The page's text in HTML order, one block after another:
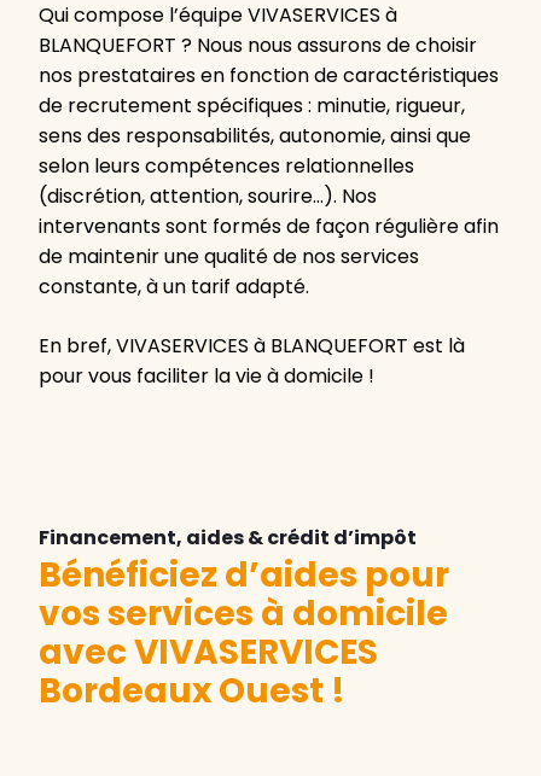
Qui compose l’équipe VIVASERVICES à
BLANQUEFORT ? Nous nous assurons de choisir
nos prestataires en fonction de caractéristiques
de recrutement spécifiques : minutie, rigueur,
sens des responsabilités, autonomie, ainsi que
selon leurs compétences relationnelles
(discrétion, attention, sourire…). Nos
intervenants sont formés de façon régulière afin
de maintenir une qualité de nos services
constante, à un tarif adapté.
En bref, VIVASERVICES à BLANQUEFORT est là
pour vous faciliter la vie à domicile !
Financement, aides & crédit d’impôt
Bénéficiez d’aides pour
vos services à domicile
avec VIVASERVICES
Bordeaux Ouest !